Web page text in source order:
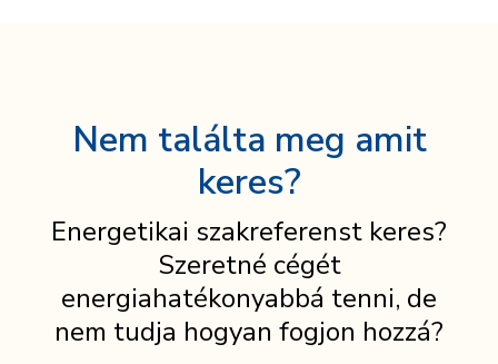
Nem találta meg amit
keres?
Energetikai szakreferenst keres?
Szeretné cégét
energiahatékonyabbá tenni, de
nem tudja hogyan fogjon hozzá?